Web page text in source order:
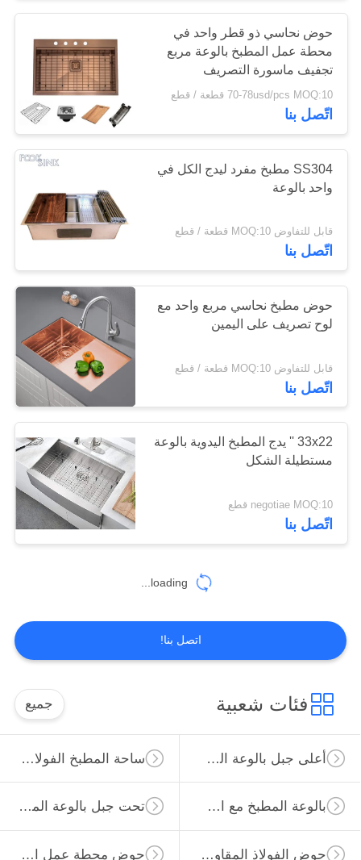
حوض نحاسي ذو قطر واحد في
محطة عمل المطبخ بالوعة مربع
تجفيف ماسورة التصريف
70-78usd/pcs MOQ:10 قطعة / قطع
اتّصل بنا
SS304 مطبخ مفرد ليدج الكل في
واحد بالوعة
قابل للتفاوض MOQ:10 قطعة / قطع
اتّصل بنا
حوض مطبخ نحاسي مربع واحد مع
لوح تصريف على اليمين
قابل للتفاوض MOQ:10 قطعة / قطع
اتّصل بنا
33x22 '' يدج المطبخ اليدوية بالوعة
مستطيلة الشكل
negotiae MOQ:10 قطع
اتّصل بنا
loading...
اتصل بنا!
فئات شعبية جميع
ساحة المطبخ الفولاذ المقاوم للصدأ بالوعة أعلى جبل بالوعة المطبخ الفولاذ المقاوم للصدأ
تحت جبل بالوعة المطبخ الفولاذ المقاوم للصدأ بالوعة المطبخ مع استنزاف المجلس
حوض محطة عمل المطبخ حوض الفولاذ المقاوم للصدأ PVD